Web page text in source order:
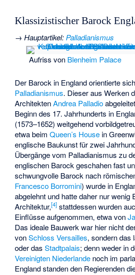
Klassizistischer Barock
→Hauptartikel: Palladianismus
Aufriss von Blenheim Palace
Der Barock in England orientierte
Palladianismus. Dieser aus Werken
ArchitektenAndrea Palladio
Beginn des 17. Jahrhunderts in
(1573–1652) weitgehend
etwa beimQueen’s House in
englische Baukunst für zwei
Übergänge vom Palladianismus zu
englischen Barock geschahen fast
schwungvolle Barock nach
Francesco Borromini) wurde in
abgelehnt und hatte daher nur wenig
Architektur,[4] stattdessen wurden
Einflüsse aufgenommen, etwa von
Das ideale Bauwerk war hier nicht
vonSchloss Versailles, sondern das
oder dasStadtpalais; denn weder in
Vereinigten Niederlande noch im
England standen den Regierenden